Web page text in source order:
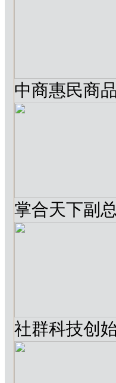
中商惠民商
掌合天下副
社群科技创